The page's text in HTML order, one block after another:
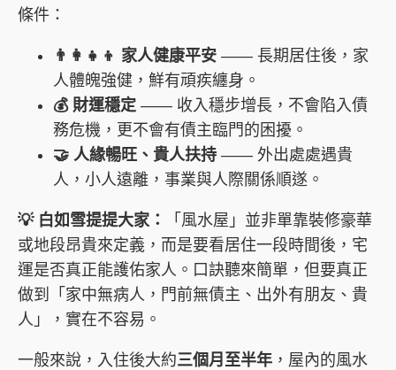
條件：
👨👩👧👦 家人健康平安 —— 長期居住後，家
人體魄強健，鮮有頑疾纏身。
💰 財運穩定 —— 收入穩步增長，不會陷入債
務危機，更不會有債主臨門的困擾。
🤝 人緣暢旺、貴人扶持 —— 外出處處遇貴
人，小人遠離，事業與人際關係順遂。
💡 白如雪提提大家：
「風水屋」並非單靠裝修豪華
或地段昂貴來定義，而是要看居住一段時間後，宅
運是否真正能護佑家人。口訣聽來簡單，但要真正
做到「家中無病人，門前無債主、出外有朋友、貴
人」，實在不容易。
一般來說，入住後大約三個月至半年 ，屋內的風水